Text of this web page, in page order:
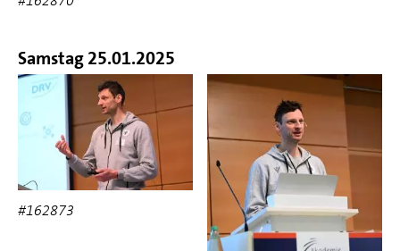
Samstag 25.01.2025
#162873